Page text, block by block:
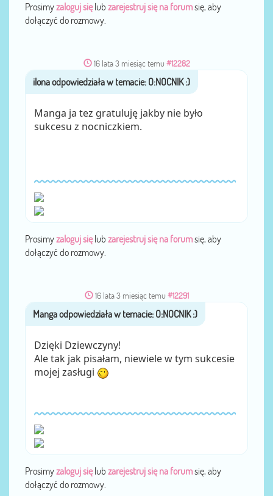
Prosimyzaloguj sięlub zarejestruj się na forumsię, aby
dołączyć do rozmowy.
16 lata 3 miesiąc temu #12282
Manga ja tez gratuluję jakby nie było
sukcesu z nocniczkiem.
Prosimyzaloguj sięlub zarejestruj się na forumsię, aby
dołączyć do rozmowy.
16 lata 3 miesiąc temu #12291
przezManga
Dzięki Dziewczyny!
Ale tak jak pisałam, niewiele w tym sukcesie
mojej zasługi
Prosimyzaloguj sięlub zarejestruj się na forumsię, aby
dołączyć do rozmowy.